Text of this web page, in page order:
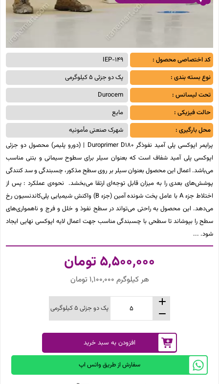
کد اختصاصی محصول :
IEP-149
نوع بسته بندی :
پک دو جزئی 5 کیلوگرمی
تحت لیسانس :
Durocem
حالت فیزیکی :
مایع
محل بارگیری :
شهرک صنعتی مأمونیه
پرایمر اپوکسی‌ پلی‌ آمید نفوذگر Duroprimer D180 | (دورو پلیمر) محصول دو جزئی
اپوکسی ‌پلی‌ آمید شفاف است که بعنوان سیلر برای سطوح سیمانی و بتنی مناسب
می‌باشد. اعمال این محصول بعنوان سیلر بر روی سطح مذکور، چسبندگی و سد کنندگی
پوشش‌های بعدی را به میزان قابل توجه‌ای ارتقا می‌بخشد. نحوه‌ی عملکرد : پس از
اختلاط جزء A با عامل پخت شونده آمین (جزء B) واکنش شیمیایی پلی‌کاندنسیون رخ
می‌دهد. این محصول به راحتی می‌تواند در سطح نفوذ و خلل و فرج و ناهمواری‌های
سطح را بپوشاند تا سطحی با چسبندگی مناسب جهت اعمال لایه‌ اپوکسی نهایی ایجاد
شود.
5,500,000 تومان
هر کیلوگرم 1,100,000 تومان
پک دو جزئی 5 کیلوگرمی
افزودن به سبد خرید
سفارش از طریق واتس اپ